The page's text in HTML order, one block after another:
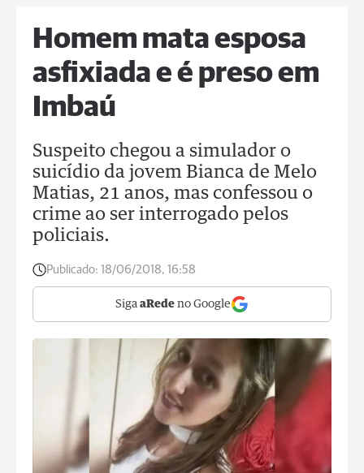
Homem mata esposa
asfixiada e é preso em
Imbaú
Suspeito chegou a simulador o
suicídio da jovem Bianca de Melo
Matias, 21 anos, mas confessou o
crime ao ser interrogado pelos
policiais.
Publicado: 18/06/2018, 16:58
Siga aRede no Google